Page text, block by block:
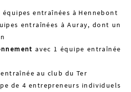
équipes entraînées à Hennebont
entraînées à Auray, dont un
avec 1 équipe entraînée
au club du Ter
de 4 entrepreneurs individuels